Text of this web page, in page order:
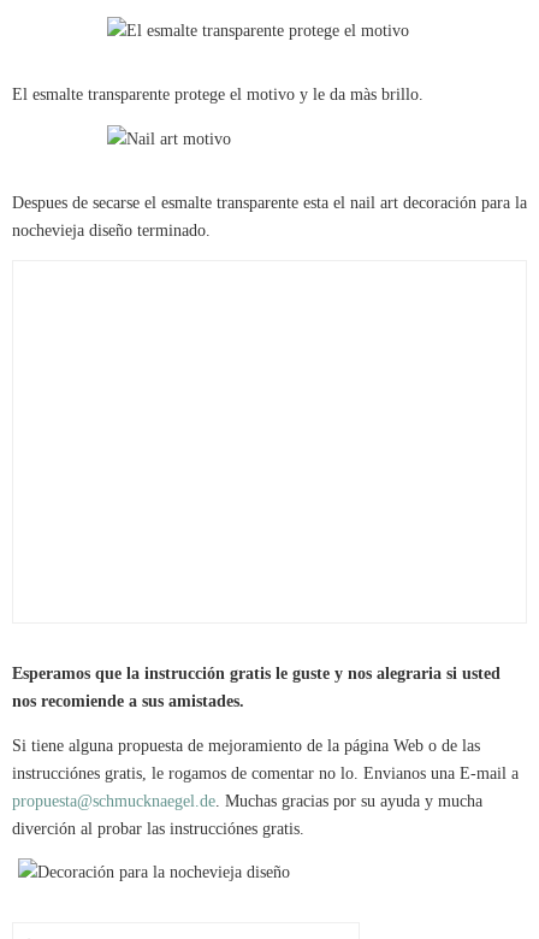
El esmalte transparente protege el motivo y le da màs brillo.
Despues de secarse el esmalte transparente esta el nail art decoración para la
nochevieja diseño terminado.
Esperamos que la instrucción gratis le guste y nos alegraria si usted
nos recomiende a sus amistades.
Si tiene alguna propuesta de mejoramiento de la página Web o de las
instrucciónes gratis, le rogamos de comentar no lo. Envianos una E-mail a
propuesta@schmucknaegel.de . Muchas gracias por su ayuda y mucha
diverción al probar las instrucciónes gratis.